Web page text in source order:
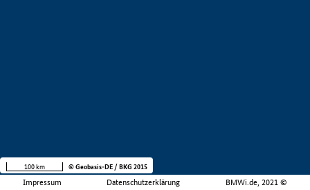
Impressum Datenschutzerklärung BMWi.de, 2021 ©
100 km © Geobasis-DE / BKG 2015